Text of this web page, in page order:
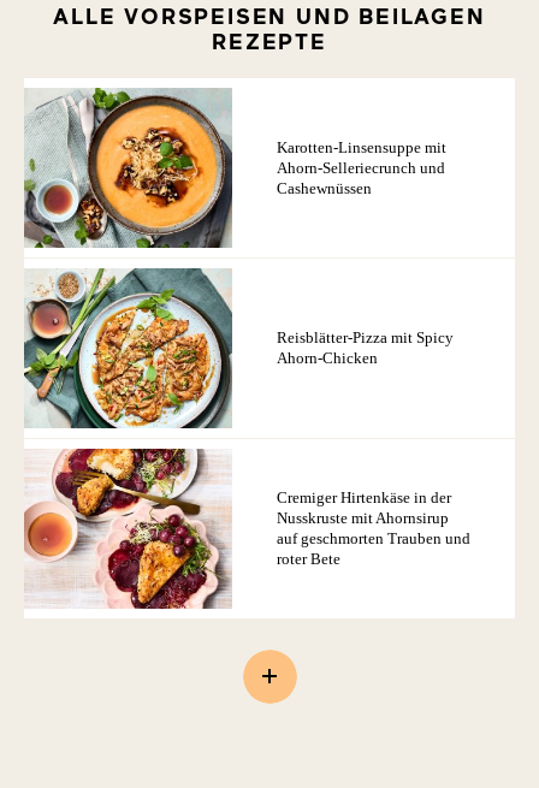
ALLE VORSPEISEN UND BEILAGEN
REZEPTE
Karotten-Linsensuppe mit
Ahorn-Selleriecrunch und
Cashewnüssen
Reisblätter-Pizza mit Spicy
Ahorn-Chicken
Cremiger Hirtenkäse in der
Nusskruste mit Ahornsirup
auf geschmorten Trauben und
roter Bete